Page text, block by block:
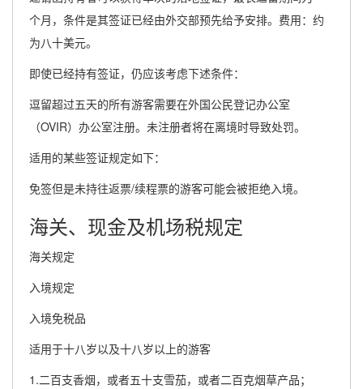
个月，条件是其签证已经由外交部预先给予安排。费用：约
为八十美元。
即使已经持有签证，仍应该考虑下述条件：
逗留超过五天的所有游客需要在外国公民登记办公室
（OVIR）办公室注册。未注册者将在离境时导致处罚。
适用的某些签证规定如下：
免签但是未持往返票/续程票的游客可能会被拒绝入境。
海关、现金及机场税规定
海关规定
入境规定
入境免税品
适用于十八岁以及十八岁以上的游客
1.二百支香烟，或者五十支雪茄，或者二百克烟草产品；